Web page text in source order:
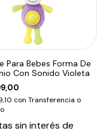
Para Bebes Forma De
Con Sonido Violeta
con Transferencia o
sin interés de